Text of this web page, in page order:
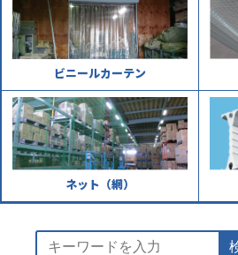
ビニールカーテン
ネット（網）